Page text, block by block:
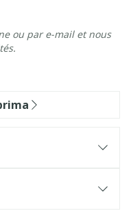
ou par e-mail et nous